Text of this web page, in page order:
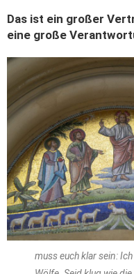
Das ist ein großer
eine große
muss euch klar sein: